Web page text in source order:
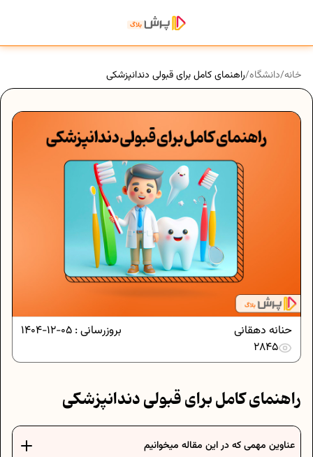
خانه/دانشگاه/راهنمای کامل برای قبولی دندانپزشکی
بروزرسانی : 05-12-1404
حنانه دهقانی
2845
راهنمای کامل برای قبولی دندانپزشکی
عناوین مهمی که در این مقاله میخوانیم